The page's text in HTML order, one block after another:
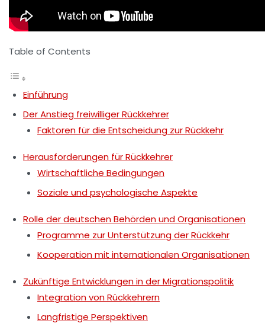
Table of Contents
Einführung
Der Anstieg freiwilliger Rückkehrer
Faktoren für die Entscheidung zur Rückkehr
Herausforderungen für Rückkehrer
Wirtschaftliche Bedingungen
Soziale und psychologische Aspekte
Rolle der deutschen Behörden und Organisationen
Programme zur Unterstützung der Rückkehr
Kooperation mit internationalen Organisationen
Zukünftige Entwicklungen in der Migrationspolitik
Integration von Rückkehrern
Langfristige Perspektiven